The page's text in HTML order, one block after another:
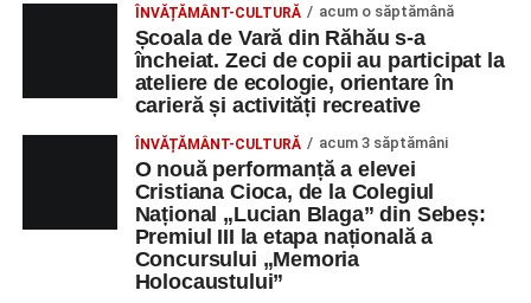
(Race Office) pentru competiția„Cicloaventurier de
Râpa Roșie
Orele 17.00–20.00
– Antrenamente libere pe traseul de
Centrul Cultural „Lucian Blaga”
Sebeș – Sala de spectacole
ÎNVĂȚĂMÂNT-CULTURĂ acum o săptămână
Școala de Vară din Răhău s-a
încheiat. Zeci de copii au participat la
ateliere de ecologie, orientare în
carieră și activități recreative
ÎNVĂȚĂMÂNT-CULTURĂ acum 3 săptămâni
O nouă performanță a elevei
Cristiana Cioca, de la Colegiul
Național „Lucian Blaga” din Sebeș:
Premiul III la etapa națională a
Concursului „Memoria
Holocaustului”